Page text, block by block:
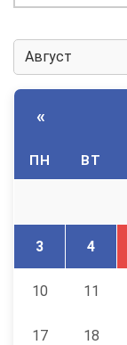
«
ПН ВТ
3 4
10 11
17 18